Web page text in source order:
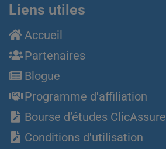
Liens utiles
Accueil
Partenaires
Blogue
Programme d'affiliation
Bourse d’études ClicAssure
Conditions d'utilisation